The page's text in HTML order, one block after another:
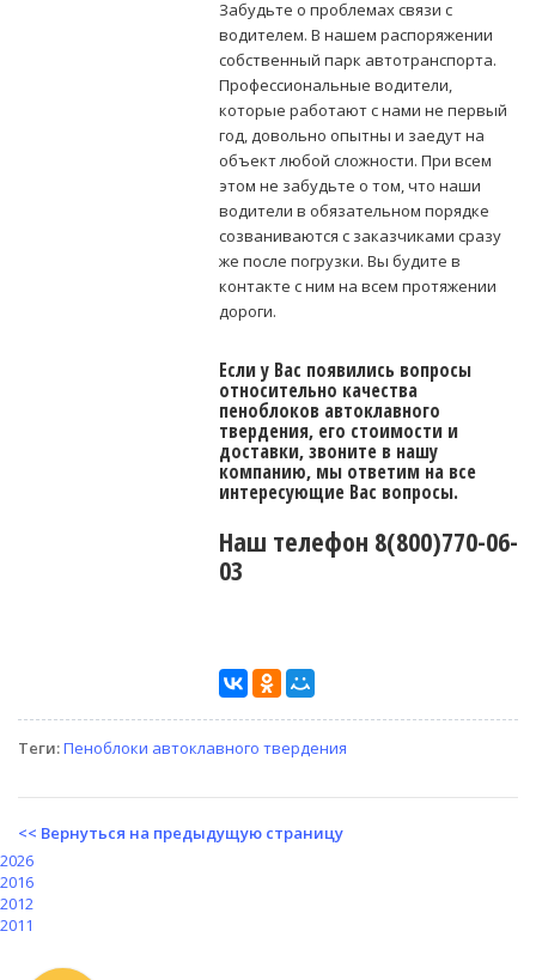
Забудьте о проблемах связи с
водителем. В нашем распоряжении
собственный парк автотранспорта.
Профессиональные водители,
которые работают с нами не первый
год, довольно опытны и заедут на
объект любой сложности. При всем
этом не забудьте о том, что наши
водители в обязательном порядке
созваниваются с заказчиками сразу
же после погрузки. Вы будите в
контакте с ним на всем протяжении
дороги.
Если у Вас появились вопросы
относительно качества
пеноблоков автоклавного
твердения, его стоимости и
доставки, звоните в нашу
компанию, мы ответим на все
интересующие Вас вопросы.
Наш телефон 8(800)770-06-
03
Теги:Пеноблоки автоклавного твердения
<< Вернуться на предыдущую страницу
2026
2016
2012
2011